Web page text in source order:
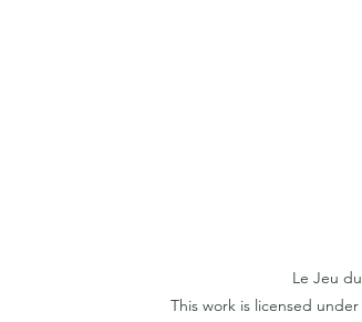
Le Jeu
This work is licensed